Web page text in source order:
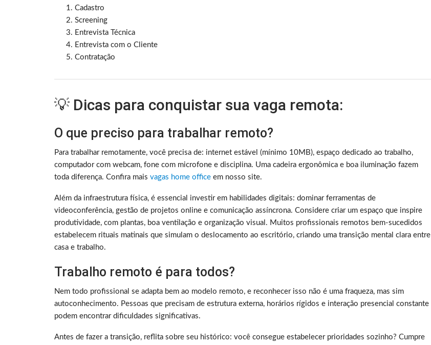
Cadastro
Screening
Entrevista Técnica
Entrevista com o Cliente
Contratação
💡 Dicas para conquistar sua vaga remota:
O que preciso para trabalhar remoto?
Para trabalhar remotamente, você precisa de: internet estável (mínimo 10MB), espaço dedicado ao trabalho,
computador com webcam, fone com microfone e disciplina. Uma cadeira ergonômica e boa iluminação fazem
toda diferença. Confira mais vagas home office em nosso site.
Além da infraestrutura física, é essencial investir em habilidades digitais: dominar ferramentas de
videoconferência, gestão de projetos online e comunicação assíncrona. Considere criar um espaço que inspire
produtividade, com plantas, boa ventilação e organização visual. Muitos profissionais remotos bem-sucedidos
estabelecem rituais matinais que simulam o deslocamento ao escritório, criando uma transição mental clara entre
casa e trabalho.
Trabalho remoto é para todos?
Nem todo profissional se adapta bem ao modelo remoto, e reconhecer isso não é uma fraqueza, mas sim
autoconhecimento. Pessoas que precisam de estrutura externa, horários rígidos e interação presencial constante
podem encontrar dificuldades significativas.
Antes de fazer a transição, reflita sobre seu histórico: você consegue estabelecer prioridades sozinho? Cumpre